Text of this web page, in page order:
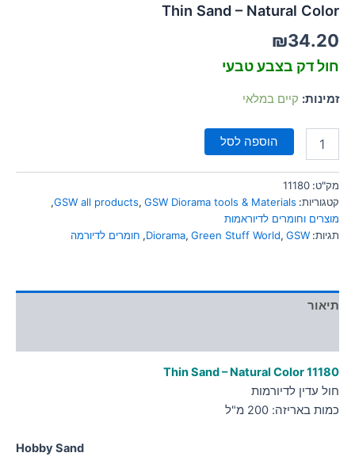
Thin Sand – Natural Color
₪34.20
חול דק בצבע טבעי
זמינות: קיים במלאי
הוספה לסל
מק"ט: 11180
קטגוריות:
GSW all products, GSW Diorama tools & Materials
,
מוצרים וחומרים לדיוראמות
תגיות:
Diorama, Green Stuff World, GSW
, חומרים לדיורמה
תיאור
Thin Sand – Natural Color 11180
חול עדין לדיורמות
כמות באריזה: 200 מ"ל
Hobby Sand